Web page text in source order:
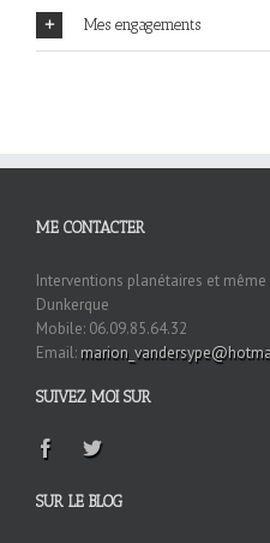
Mes engagements
ME CONTACTER
Interventions planétaires et
Dunkerque
Mobile: 06.09.85.64.32
Email:
SUIVEZ MOI SUR
SUR LE BLOG